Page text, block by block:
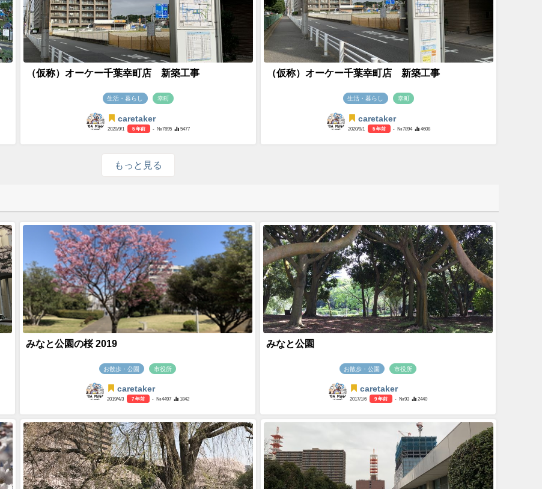
（仮称）オーケー千葉幸町店 新築工事
生活・暮らし 幸町
caretaker
2020/9/1 5 年前 - №7895 5477
（仮称）オーケー千葉幸町店 新築工事
生活・暮らし 幸町
caretaker
2020/9/1 5 年前 - №7894 4608
もっと見る
みなと公園の桜 2019
お散歩・公園 市役所
caretaker
2019/4/3 7 年前 - №4497 1842
みなと公園
お散歩・公園 市役所
caretaker
2017/1/6 9 年前 - №93 2440